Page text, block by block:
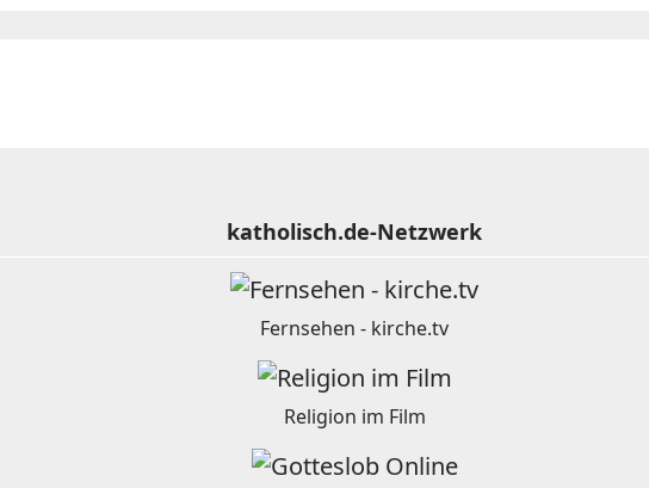
katholisch.de-Netzwerk
Fernsehen - kirche.tv
Religion im Film